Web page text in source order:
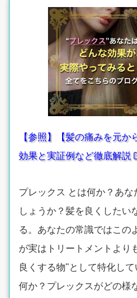
【参照】【髪の痛みを元
効果と実証例など徹底解説
プレックス とは何か？あ
しょうか？髪を良くしたい
る。あなたの常識ではこの
が実はトリートメントより
良くする物"として特化し
何か？プレックスがどの様